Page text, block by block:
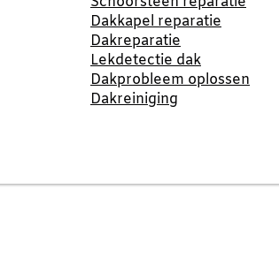
Dakkapel reparatie
Dakreparatie
Lekdetectie dak
Dakprobleem oplossen
Dakreiniging